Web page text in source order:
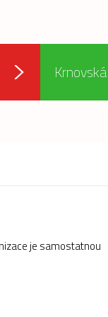
Krnovská
je samostatnou